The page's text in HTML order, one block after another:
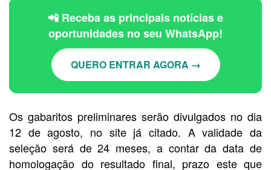
📲 Receba as principais notícias e
oportunidades no seu WhatsApp!
QUERO ENTRAR AGORA →
Os gabaritos preliminares serão divulgados no dia
12 de agosto, no site já citado. A validade da
seleção será de 24 meses, a contar da data de
homologação do resultado final, prazo este que